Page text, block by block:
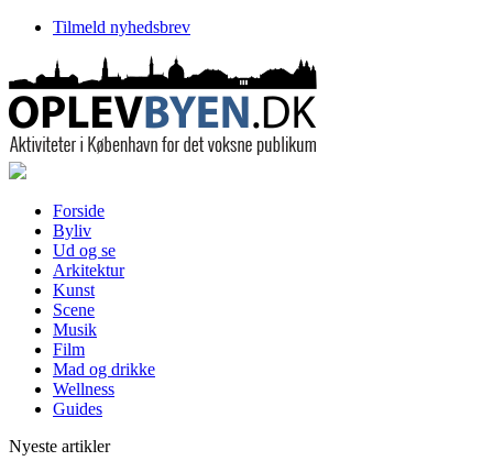
Tilmeld nyhedsbrev
Forside
Byliv
Ud og se
Arkitektur
Kunst
Scene
Musik
Film
Mad og drikke
Wellness
Guides
Nyeste artikler